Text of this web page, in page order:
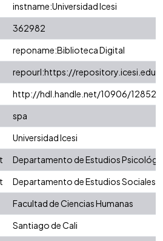
instname:Universidad Icesi
362982
reponame:Biblioteca Digital
repourl:https://
http://hdl.handle.net/10906/128522
spa
Universidad Icesi
Departamento de Estudios
Departamento de Estudios Sociales
Facultad de Ciencias Humanas
Santiago de Cali